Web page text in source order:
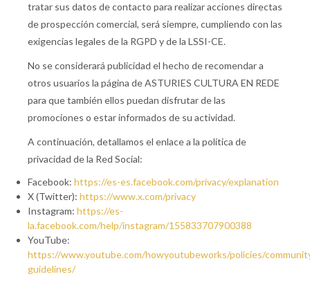
tratar sus datos de contacto para realizar acciones directas
de prospección comercial, será siempre, cumpliendo con las
exigencias legales de la RGPD y de la LSSI-CE.
No se considerará publicidad el hecho de recomendar a
otros usuarios la página de ASTURIES CULTURA EN REDE
para que también ellos puedan disfrutar de las
promociones o estar informados de su actividad.
A continuación, detallamos el enlace a la política de
privacidad de la Red Social:
Facebook: https://es-es.facebook.com/privacy/explanation
X (Twitter): https://www.x.com/privacy
Instagram: https://es-
la.facebook.com/help/instagram/155833707900388
YouTube:
https://www.youtube.com/howyoutubeworks/policies/
guidelines/